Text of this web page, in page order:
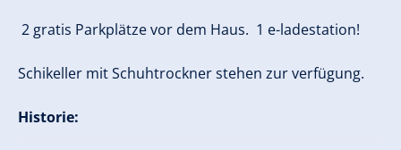
2 gratis Parkplätze vor dem Haus. 1 e-ladestation!
Schikeller mit Schuhtrockner stehen zur verfügung.
Historie: